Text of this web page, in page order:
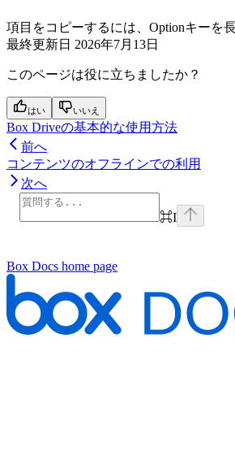
項目をコピーするには、Optionキーを
最終更新日 2026年7月13日
このページは役に立ちましたか？
はい いいえ
Box Driveの基本的な使用方法
前へ
コンテンツのオフラインでの利用
次へ
⌘I
Box Docs home page